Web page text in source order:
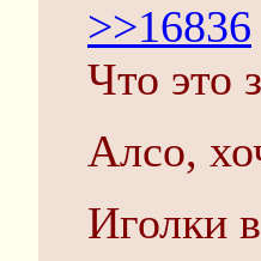
>>16836
Что это
Алсо,
Иголки